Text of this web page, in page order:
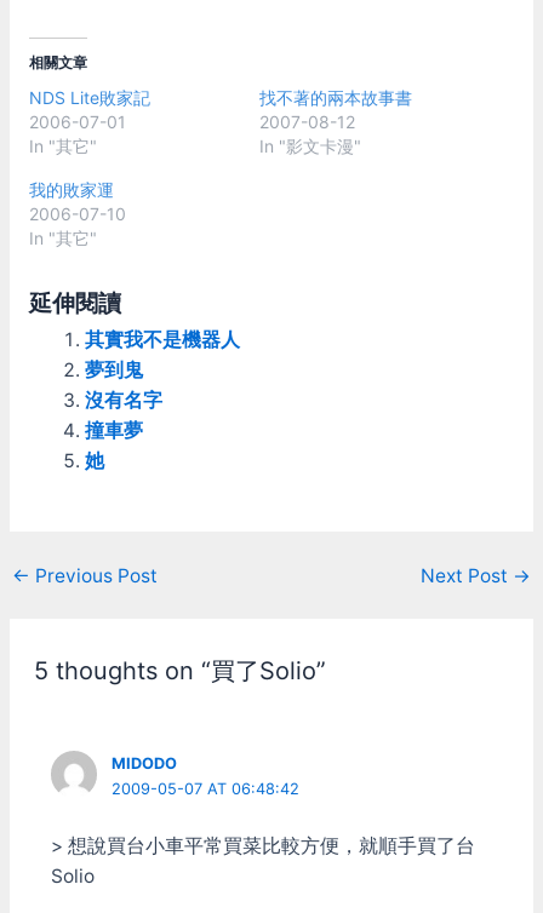
相關文章
NDS Lite敗家記
2006-07-01
In "其它"
找不著的兩本故事書
2007-08-12
In "影文卡漫"
我的敗家運
2006-07-10
In "其它"
延伸閱讀
其實我不是機器人
夢到鬼
沒有名字
撞車夢
她
Post
← Previous Post Next Post →
5 thoughts on “買了Solio”
MIDODO
2009-05-07 AT 06:48:42
> 想說買台小車平常買菜比較方便，就順手買了台
Solio